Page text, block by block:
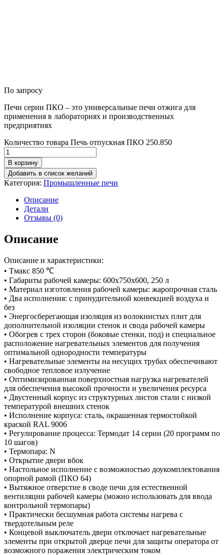
По запросу
Печи серии ПКО – это универсальные печи отжига для
применения в лабораториях и производственных
предприятиях
Количество товара Печь отпускная ПКО 250.850
В корзину
Добавить в список желаний
Категория: Промышленные печи
Описание
Детали
Отзывы (0)
Описание
Описание и характеристики:
• Tмакс 850 ℃
• Габариты рабочей камеры: 600х750х600, 250 л
• Материал изготовления рабочей камеры: жаропрочная сталь
• Два исполнения: с принудительной конвекцией воздуха и
без
• Энергосберегающая изоляция из волокнистых плит для
дополнительной изоляции стенок и свода рабочей камеры
• Обогрев с трех сторон (боковые стенки, под) и специальное
расположение нагревательных элементов для получения
оптимальной однородности температуры
• Нагревательные элементы на несущих трубах обеспечивают
свободное тепловое излучение
• Оптимизированная поверхностная нагрузка нагревателей
для обеспечения высокой прочности и увеличения ресурса
• Двустенный корпус из структурных листов стали с низкой
температурой внешних стенок
• Исполнение корпуса: сталь, окрашенная термостойкой
краской RAL 9006
• Регулирование процесса: Термодат 14 серии (20 программ по
10 шагов)
• Термопара: N
• Открытие двери вбок
• Настольное исполнение с возможностью доукомплектования
опорной рамой (ПКО 64)
• Вытяжное отверстие в своде печи для естественной
вентиляции рабочей камеры (можно использовать для ввода
контрольной термопары)
• Практически бесшумная работа системы нагрева с
твердотельным реле
• Концевой выключатель двери отключает нагревательные
элементы при открытой дверце печи для защиты оператора от
возможного поражения электрическим током